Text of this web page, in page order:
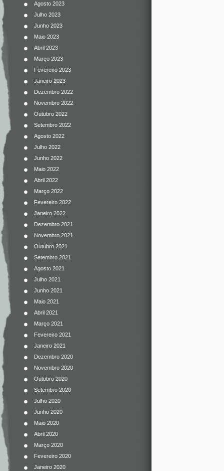
Agosto 2023
Julho 2023
Junho 2023
Maio 2023
Abril 2023
Março 2023
Fevereiro 2023
Janeiro 2023
Dezembro 2022
Novembro 2022
Outubro 2022
Setembro 2022
Agosto 2022
Julho 2022
Junho 2022
Maio 2022
Abril 2022
Março 2022
Fevereiro 2022
Janeiro 2022
Dezembro 2021
Novembro 2021
Outubro 2021
Setembro 2021
Agosto 2021
Julho 2021
Junho 2021
Maio 2021
Abril 2021
Março 2021
Fevereiro 2021
Janeiro 2021
Dezembro 2020
Novembro 2020
Outubro 2020
Setembro 2020
Julho 2020
Junho 2020
Maio 2020
Abril 2020
Março 2020
Fevereiro 2020
Janeiro 2020